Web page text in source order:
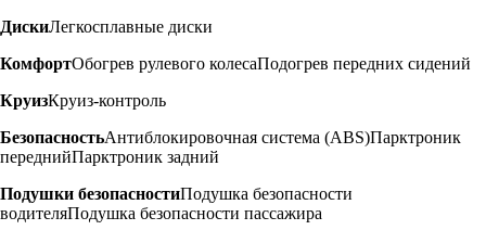
ДискиЛегкосплавные диски
КомфортОбогрев рулевого колесаПодогрев передних сидений
КруизКруиз-контроль
БезопасностьАнтиблокировочная система (ABS)Парктроник
переднийПарктроник задний
Подушки безопасностиПодушка безопасности
водителяПодушка безопасности пассажира